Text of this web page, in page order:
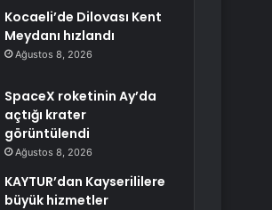
Kocaeli’de Dilovası Kent
Meydanı hızlandı
Ağustos 8, 2026
SpaceX roketinin Ay’da
açtığı krater
görüntülendi
Ağustos 8, 2026
KAYTUR’dan Kayserililere
büyük hizmetler